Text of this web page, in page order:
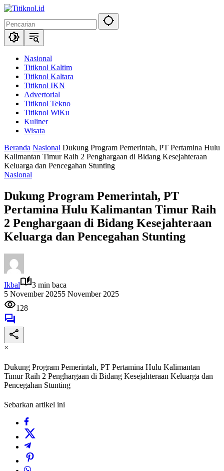
Langsung
konten
Nasional
Titiknol Kaltim
Titiknol Kaltara
Titiknol IKN
Advertorial
Titiknol Tekno
Titiknol WiKu
Kuliner
Wisata
Beranda Nasional ‎Dukung Program Pemerintah, PT Pertamina Hulu
Kalimantan Timur Raih 2 Penghargaan di Bidang Kesejahteraan
Keluarga dan Pencegahan Stunting
Nasional
‎Dukung Program Pemerintah, PT
Pertamina Hulu Kalimantan Timur Raih
2 Penghargaan di Bidang Kesejahteraan
Keluarga dan Pencegahan Stunting
Ikbal
3 min baca
5 November 20255 November 2025
128
×
‎Dukung Program Pemerintah, PT Pertamina Hulu Kalimantan
Timur Raih 2 Penghargaan di Bidang Kesejahteraan Keluarga dan
Pencegahan Stunting
Sebarkan artikel ini